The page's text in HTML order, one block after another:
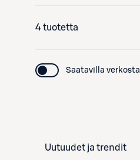
4 tuotetta
Saatavilla verkosta
Uutuudet ja trendit